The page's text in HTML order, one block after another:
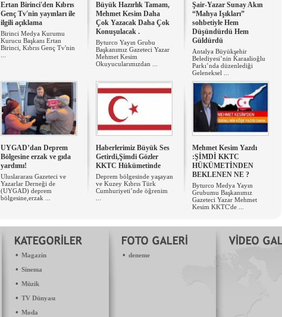
Ertan Birinci'den Kıbrıs
Genç Tv'nin yayınları ile
ilgili açıklama
Birinci Medya Kurumu
Kurucu Başkanı Ertan
Birinci, Kıbrıs Genç Tv'nin
Büyük Hazırlık Tamam,
Mehmet Kesim Daha
Çok Yazacak Daha Çok
Konuşulacak .
Byturco Yayın Grubu
Başkanımız Gazeteci Yazar
Mehmet Kesim
Okuyucularımızdan ...
Şair-Yazar Sunay Akın
“Mahya Işıkları”
sohbetiyle Hem
Düşündürdü Hem
Güldürdü
Antalya Büyükşehir
Belediyesi’nin Karaalioğlu
Parkı’nda düzenlediği
Geleneksel ...
UYGAD’dan Deprem
Bölgesine erzak ve gıda
yardımı!
Uluslararası Gazeteci ve
Yazarlar Derneği de
(UYGAD) deprem
bölgesine,erzak ...
Haberlerimiz Büyük Ses
Getirdi,Şimdi Gözler
KKTC Hükümetinde
Deprem bölgesinde yaşayan
ve Kuzey Kıbrıs Türk
Cumhuriyeti’nde öğrenim
Mehmet Kesim Yazdı
:ŞİMDİ KKTC
HÜKÜMETİNDEN
BEKLENEN NE ?
Byturco Medya Yayın
Grubumu Başkanımız
Gazeteci Yazar Mehmet
Kesim KKTC'de ...
• Magazin
• Sinema
• Müzik
• TV Dünyası
• Moda
• deneme